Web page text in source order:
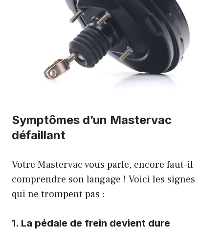
Symptômes d’un Mastervac
défaillant
Votre Mastervac vous parle, encore faut-il
comprendre son langage ! Voici les signes
qui ne trompent pas :
1. La pédale de frein devient dure